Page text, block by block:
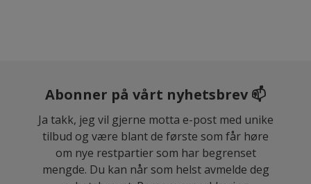
Abonner på vårt nyhetsbrev 📫
Ja takk, jeg vil gjerne motta e-post med unike
tilbud og være blant de første som får høre
om nye restpartier som har begrenset
mengde. Du kan når som helst avmelde deg